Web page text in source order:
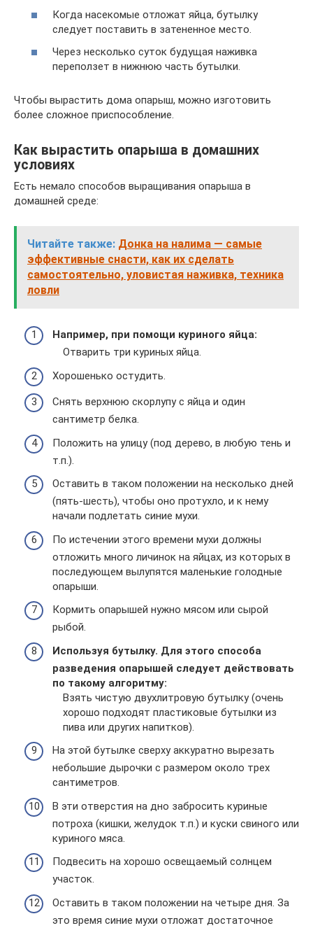
Когда насекомые отложат яйца, бутылку
следует поставить в затененное место.
Через несколько суток будущая наживка
переползет в нижнюю часть бутылки.
Чтобы вырастить дома опарыш, можно изготовить
более сложное приспособление.
Как вырастить опарыша в домашних
условиях
Есть немало способов выращивания опарыша в
домашней среде:
Читайте также: Донка на налима — самые
эффективные снасти, как их сделать
самостоятельно, уловистая наживка, техника
ловли
Например, при помощи куриного яйца:
Отварить три куриных яйца.
Хорошенько остудить.
Снять верхнюю скорлупу с яйца и один
сантиметр белка.
Положить на улицу (под дерево, в любую тень и
т.п.).
Оставить в таком положении на несколько дней
(пять-шесть), чтобы оно протухло, и к нему
начали подлетать синие мухи.
По истечении этого времени мухи должны
отложить много личинок на яйцах, из которых в
последующем вылупятся маленькие голодные
опарыши.
Кормить опарышей нужно мясом или сырой
рыбой.
Используя бутылку. Для этого способа
разведения опарышей следует действовать
по такому алгоритму:
Взять чистую двухлитровую бутылку (очень
хорошо подходят пластиковые бутылки из
пива или других напитков).
На этой бутылке сверху аккуратно вырезать
небольшие дырочки с размером около трех
сантиметров.
В эти отверстия на дно забросить куриные
потроха (кишки, желудок т.п.) и куски свиного или
куриного мяса.
Подвесить на хорошо освещаемый солнцем
участок.
Оставить в таком положении на четыре дня. За
это время синие мухи отложат достаточное